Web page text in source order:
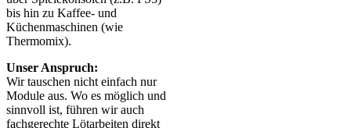
bis hin zu Kaffee- und
Küchenmaschinen (wie
Thermomix).
Unser Anspruch:
Wir tauschen nicht einfach nur
Module aus. Wo es möglich und
sinnvoll ist, führen wir auch
fachgerechte Lötarbeiten direkt